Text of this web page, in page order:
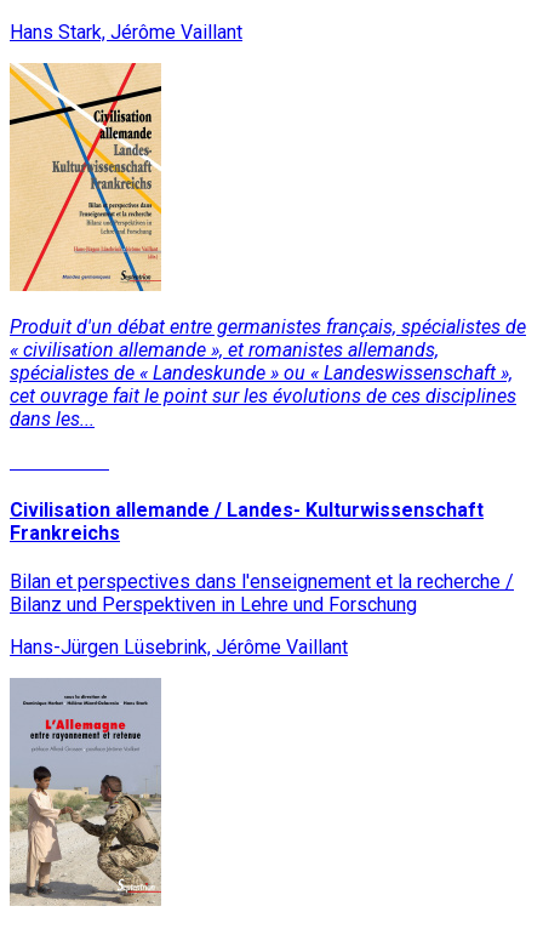
Hans Stark, Jérôme Vaillant
Produit d'un débat entre germanistes français, spécialistes de
« civilisation allemande », et romanistes allemands,
spécialistes de « Landeskunde » ou « Landeswissenschaft »,
cet ouvrage fait le point sur les évolutions de ces disciplines
dans les...
Civilisation allemande / Landes- Kulturwissenschaft
Frankreichs
Bilan et perspectives dans l'enseignement et la recherche /
Bilanz und Perspektiven in Lehre und Forschung
Hans-Jürgen Lüsebrink, Jérôme Vaillant